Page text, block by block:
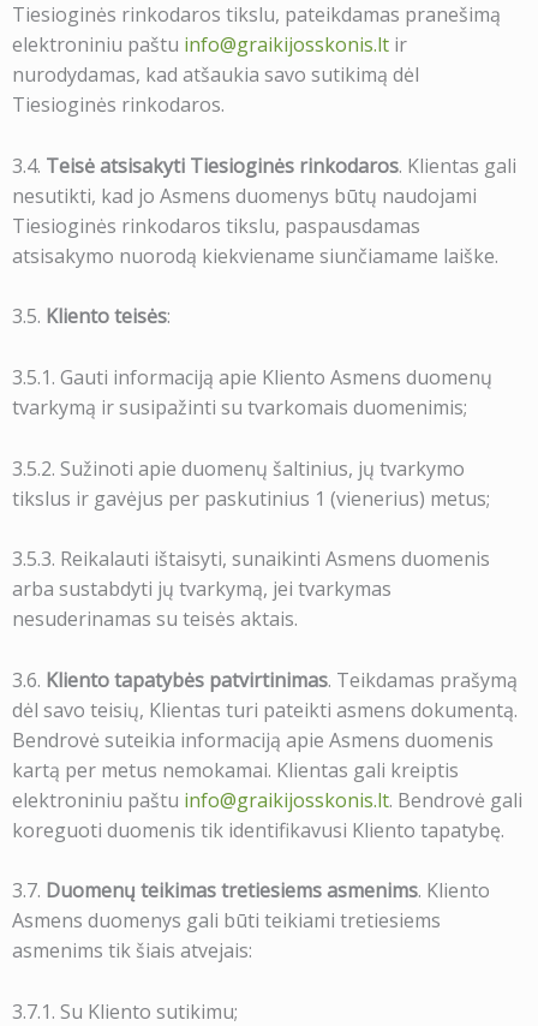
Tiesioginės rinkodaros tikslu, pateikdamas pranešimą
elektroniniu paštu info@graikijosskonis.lt ir
nurodydamas, kad atšaukia savo sutikimą dėl
Tiesioginės rinkodaros.
3.4. Teisė atsisakyti Tiesioginės rinkodaros. Klientas gali
nesutikti, kad jo Asmens duomenys būtų naudojami
Tiesioginės rinkodaros tikslu, paspausdamas
atsisakymo nuorodą kiekviename siunčiamame laiške.
3.5. Kliento teisės:
3.5.1. Gauti informaciją apie Kliento Asmens duomenų
tvarkymą ir susipažinti su tvarkomais duomenimis;
3.5.2. Sužinoti apie duomenų šaltinius, jų tvarkymo
tikslus ir gavėjus per paskutinius 1 (vienerius) metus;
3.5.3. Reikalauti ištaisyti, sunaikinti Asmens duomenis
arba sustabdyti jų tvarkymą, jei tvarkymas
nesuderinamas su teisės aktais.
3.6. Kliento tapatybės patvirtinimas. Teikdamas prašymą
dėl savo teisių, Klientas turi pateikti asmens dokumentą.
Bendrovė suteikia informaciją apie Asmens duomenis
kartą per metus nemokamai. Klientas gali kreiptis
elektroniniu paštu info@graikijosskonis.lt. Bendrovė gali
koreguoti duomenis tik identifikavusi Kliento tapatybę.
3.7. Duomenų teikimas tretiesiems asmenims. Kliento
Asmens duomenys gali būti teikiami tretiesiems
asmenims tik šiais atvejais:
3.7.1. Su Kliento sutikimu;